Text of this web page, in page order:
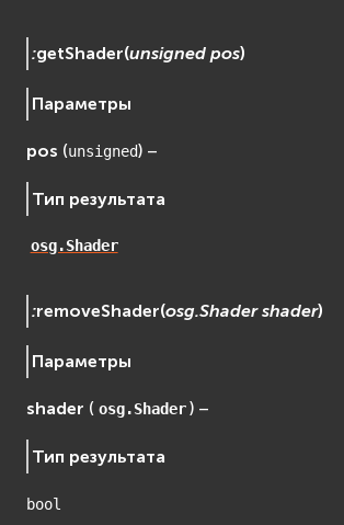
:getShader(unsigned pos)
Параметры
pos (unsigned) –
Тип результата
osg.Shader
:removeShader(osg.Shader shader)
Параметры
shader ( osg.Shader ) –
Тип результата
bool